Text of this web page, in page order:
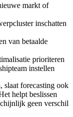
markt of
inschatten
van betaalde
prioriteren
instellen
slaat forecasting ook
helpt beslissen
geen verschil